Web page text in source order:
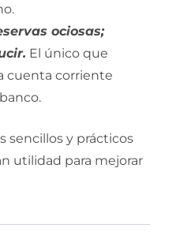
ociosas;
El único que
cuenta corriente
sencillos y prácticos
utilidad para mejorar